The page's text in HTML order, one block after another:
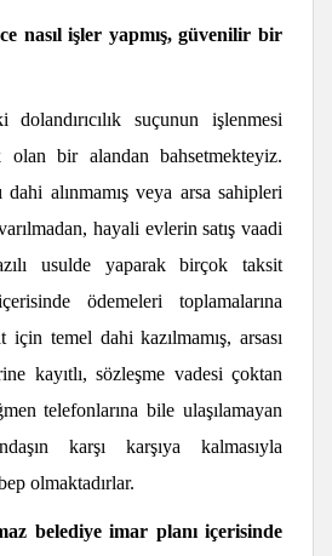
nasıl işler yapmış, güvenilir bir
suçunun işlenmesi
bir alandan bahsetmekteyiz.
alınmamış veya arsa sahipleri
hayali evlerin satış vaadi
usulde yaparak birçok taksit
ödemeleri toplamalarına
için temel dahi kazılmamış, arsası
kayıtlı, sözleşme vadesi çoktan
telefonlarına bile ulaşılamayan
karşı karşıya kalmasıyla
olmaktadırlar.
belediye imar planı içerisinde